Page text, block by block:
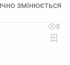
змінюється
8